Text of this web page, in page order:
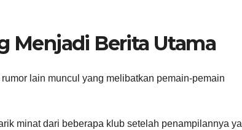
Menjadi Berita Utama
lain muncul yang melibatkan pemain-pemain
minat dari beberapa klub setelah penampilannya